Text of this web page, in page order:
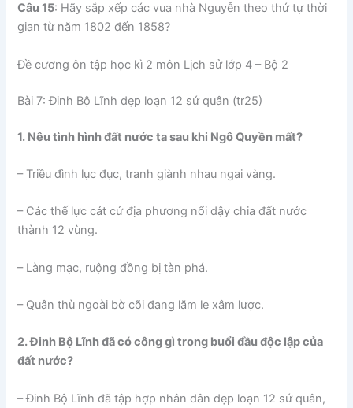
Câu 15: Hãy sắp xếp các vua nhà Nguyễn theo thứ tự thời
gian từ năm 1802 đến 1858?
Đề cương ôn tập học kì 2 môn Lịch sử lớp 4 – Bộ 2
Bài 7: Đinh Bộ Lĩnh dẹp loạn 12 sứ quân (tr25)
1. Nêu tình hình đất nước ta sau khi Ngô Quyền mất?
– Triều đình lục đục, tranh giành nhau ngai vàng.
– Các thế lực cát cứ địa phương nổi dậy chia đất nước
thành 12 vùng.
– Làng mạc, ruộng đồng bị tàn phá.
– Quân thù ngoài bờ cõi đang lăm le xâm lược.
2. Đinh Bộ Lĩnh đã có công gì trong buổi đầu độc lập của
đất nước?
– Đinh Bộ Lĩnh đã tập hợp nhân dân dẹp loạn 12 sứ quân,